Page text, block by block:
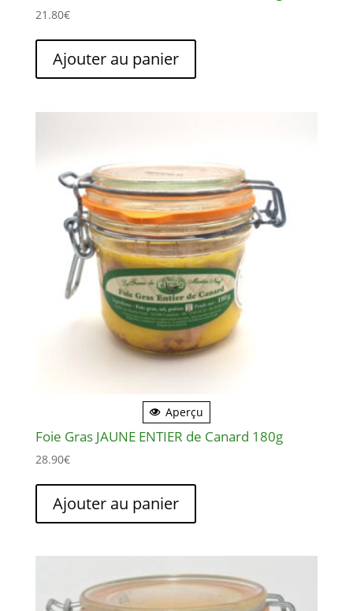
21.80€
Ajouter au panier
Aperçu
Foie Gras JAUNE ENTIER de Canard 180g
28.90€
Ajouter au panier